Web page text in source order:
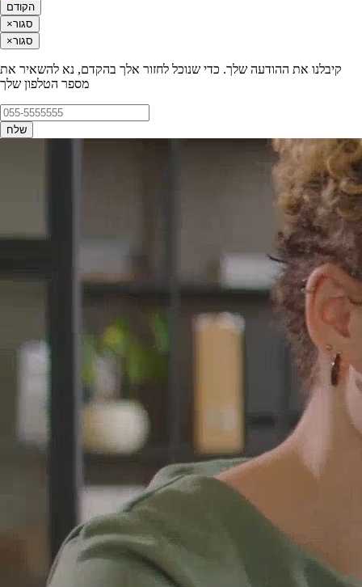
הקודם
×סגור
×סגור
קיבלנו את ההודעה שלך. כדי שנוכל לחזור אלך בהקדם, נא להשאיר את
מספר הטלפון שלך
שלח